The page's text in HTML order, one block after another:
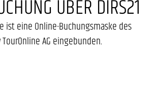
ÜBER DIRS21
ist eine Online-Buchungsmaske des
TourOnline AG eingebunden.